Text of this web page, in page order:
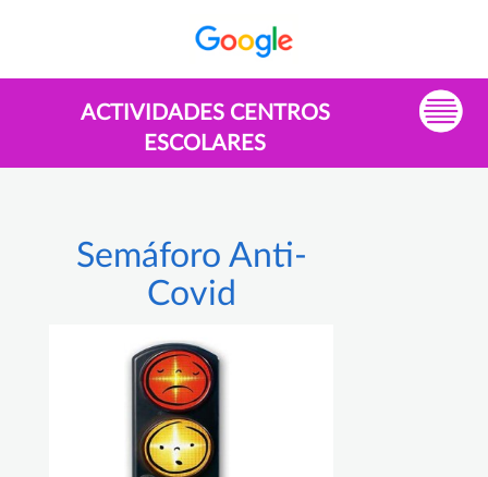
ACTIVIDADES CENTROS
ESCOLARES
Semáforo Anti-
Covid